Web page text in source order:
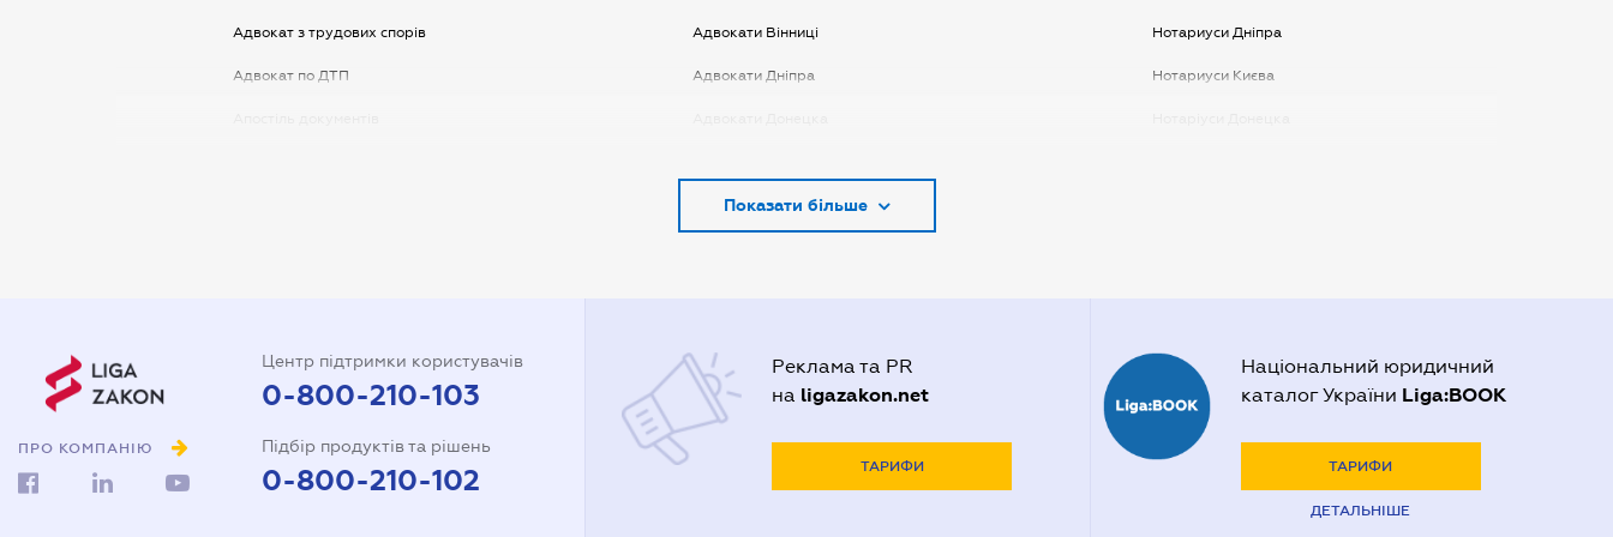
Адвокат з трудових спорів
Адвокат по ДТП
інтересів в суді
Довіреність на реєстрацію
Адвокати Вінниці
Адвокати Дніпра
Адвокати Києва
Адвокати Полтави
Адвокати Харькова
Адвокаты Кривого Рогу
Нотариуси Дніпра
Нотариуси Києва
Показати більше
ПРО КОМПАНІЮ
Центр підтримки користувачів
0-800-210-103
Підбір продуктів та рішень
0-800-210-102
Реклама та PR
на ligazakon.net
ТАРИФИ
Національний юридичний
каталог України Liga:BOOK
ТАРИФИ
ДЕТАЛЬНІШЕ